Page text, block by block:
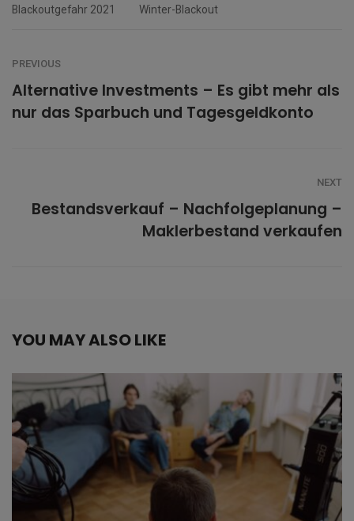
Blackoutgefahr 2021
Winter-Blackout
PREVIOUS
Alternative Investments – Es gibt mehr als
nur das Sparbuch und Tagesgeldkonto
NEXT
Bestandsverkauf – Nachfolgeplanung –
Maklerbestand verkaufen
YOU MAY ALSO LIKE